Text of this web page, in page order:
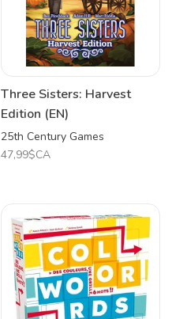
Three Sisters: Harvest
Edition (EN)
25th Century Games
47,99$CA